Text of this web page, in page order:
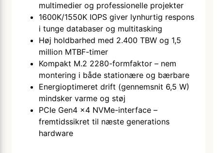
multimedier og professionelle projekter
1600K/1550K IOPS giver lynhurtig respons
i tunge databaser og multitasking
Høj holdbarhed med 2.400 TBW og 1,5
million MTBF-timer
Kompakt M.2 2280-formfaktor – nem
montering i både stationære og bærbare
Energioptimeret drift (gennemsnit 6,5 W)
mindsker varme og støj
PCIe Gen4 x4 NVMe-interface –
fremtidssikret til næste generations
hardware